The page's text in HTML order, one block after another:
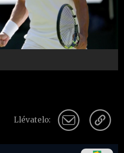
Llévatelo: